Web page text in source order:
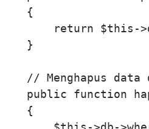
    {
return $this-
    }
// Menghapus data
public function
    {